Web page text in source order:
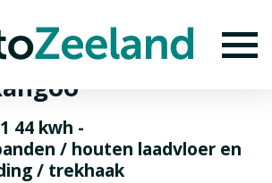
44 kwh -
/ houten laadvloer en
/ trekhaak